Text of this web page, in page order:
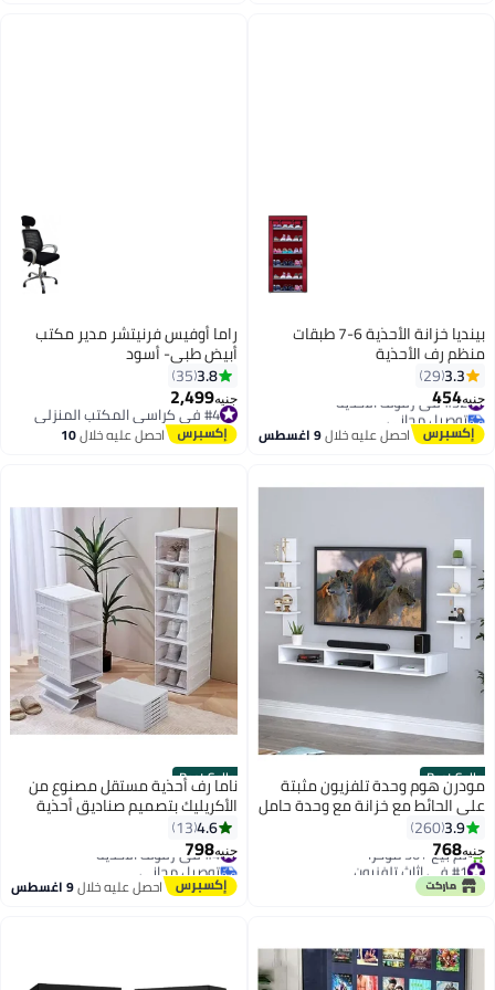
بينديا خزانة الأحذية 6-7 طبقات
منظم رف الأحذية
3.3
29
جنيه454
#32 في رفوف الأحذية
توصيل مجاني
#32 في رفوف الأحذية احصل عليه خلال9 اغسطس
راما أوفيس فرنيتشر مدير مكتب
أبيض طبي- أسود
3.8
35
جنيه2,499
#4 في كراسي المكتب المنزلي
#4 في كراسي المكتب المنزلي احصل عليه خلال10
Best Seller
مودرن هوم وحدة تلفزيون مثبتة
على الحائط مع خزانة مع وحدة حامل
تلفزيون مع أرفف لغرفة المعيشة
(أبيض)
3.9
260
جنيه768
#1 في اثاث تلفزيون
أقل سعر في 7 يوم
تم بيع +30 مؤخرًا
Best Seller
ناما رف أحذية مستقل مصنوع من
الأكريليك بتصميم صناديق أحذية
قابلة للطي والتكديس، 6 طبقات.
4.6
13
جنيه798#4 في رفوف الأحذية
توصيل مجاني
#4 في رفوف الأحذية احصل عليه خلال9 اغسطس